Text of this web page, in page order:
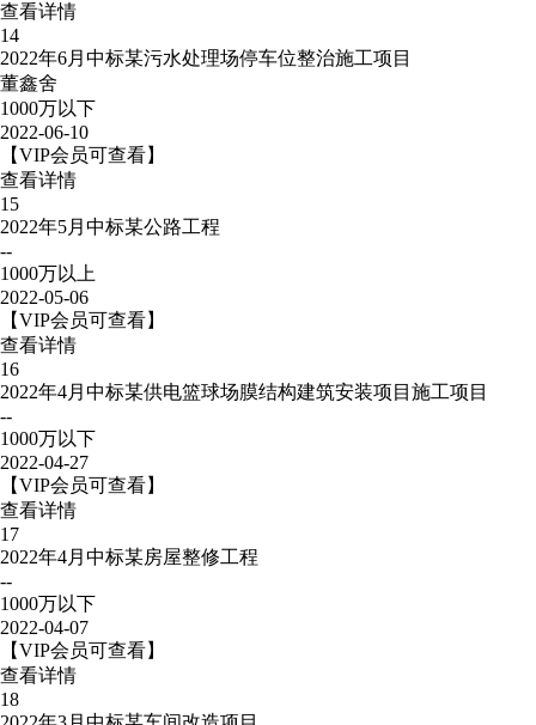
查看详情
14
2022年6月中标某污水处理场停车位整治施工项目
董鑫舍
1000万以下
2022-06-10
【VIP会员可查看】
查看详情
15
2022年5月中标某公路工程
--
1000万以上
2022-05-06
【VIP会员可查看】
查看详情
16
2022年4月中标某供电篮球场膜结构建筑安装项目施工项目
--
1000万以下
2022-04-27
【VIP会员可查看】
查看详情
17
2022年4月中标某房屋整修工程
--
1000万以下
2022-04-07
【VIP会员可查看】
查看详情
18